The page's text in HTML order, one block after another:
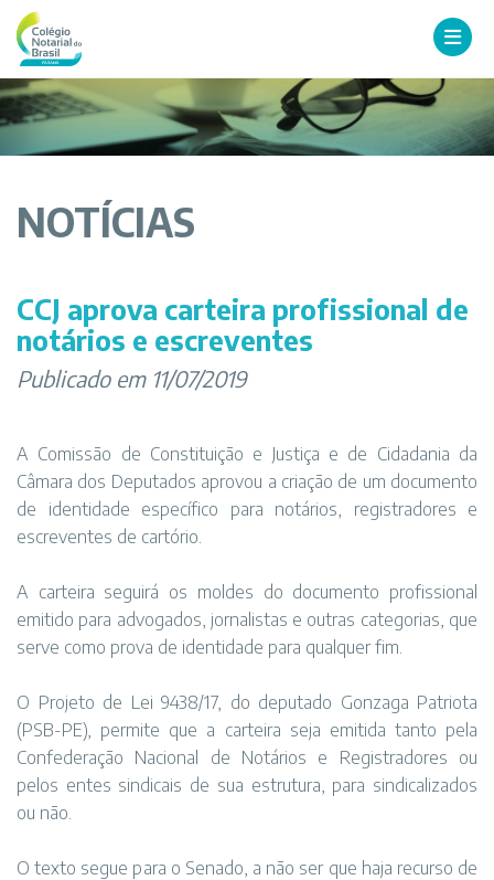
NOTÍCIAS
CCJ aprova carteira profissional de
notários e escreventes
Publicado em 11/07/2019
A Comissão de Constituição e Justiça e de Cidadania da
Câmara dos Deputados aprovou a criação de um documento
de identidade específico para notários, registradores e
escreventes de cartório.
A carteira seguirá os moldes do documento profissional
emitido para advogados, jornalistas e outras categorias, que
serve como prova de identidade para qualquer fim.
O Projeto de Lei 9438/17, do deputado Gonzaga Patriota
(PSB-PE), permite que a carteira seja emitida tanto pela
Confederação Nacional de Notários e Registradores ou
pelos entes sindicais de sua estrutura, para sindicalizados
ou não.
O texto segue para o Senado, a não ser que haja recurso de